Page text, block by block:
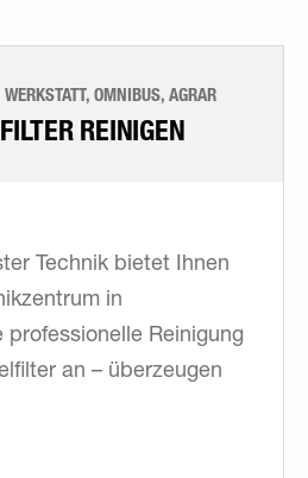
OMNIBUS, AGRAR
REINIGEN
Technik bietet Ihnen
in
professionelle Reinigung
an – überzeugen